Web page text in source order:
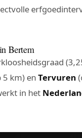
Bertem
5 km) en Tervuren
in het